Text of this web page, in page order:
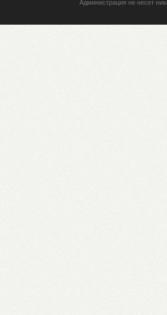
Администрация не несет